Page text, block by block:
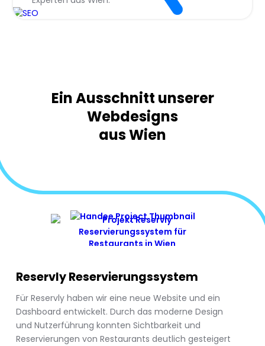
Ein Ausschnitt unserer
Webdesigns
aus Wien
Reservly Reservierungssystem
Für Reservly haben wir eine neue Website und ein
Dashboard entwickelt. Durch das moderne Design
und Nutzerführung konnten Sichtbarkeit und
Reservierungen von Restaurants deutlich gesteigert